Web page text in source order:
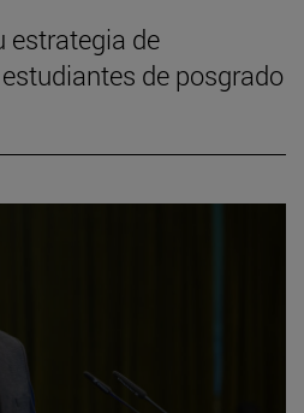
estrategia de
de posgrado